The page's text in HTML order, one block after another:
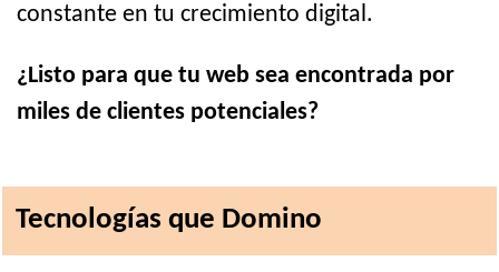
constante en tu crecimiento digital.
¿Listo para que tu web sea encontrada por
miles de clientes potenciales?
Tecnologías que Domino